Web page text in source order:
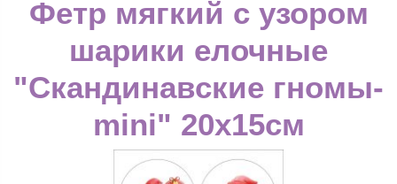
Фетр мягкий с узором
шарики елочные
"Скандинавские гномы-
mini" 20х15см